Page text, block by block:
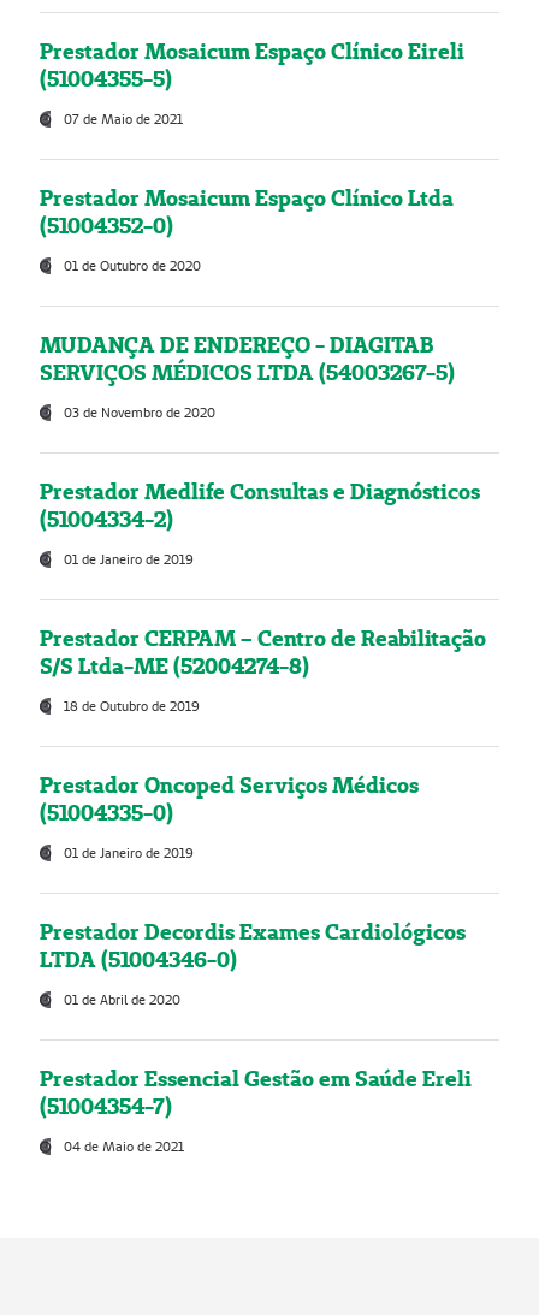
Prestador Mosaicum Espaço Clínico Eireli
(51004355-5)
07 de Maio de 2021
Prestador Mosaicum Espaço Clínico Ltda
(51004352-0)
01 de Outubro de 2020
MUDANÇA DE ENDEREÇO - DIAGITAB
SERVIÇOS MÉDICOS LTDA (54003267-5)
03 de Novembro de 2020
Prestador Medlife Consultas e Diagnósticos
(51004334-2)
01 de Janeiro de 2019
Prestador CERPAM – Centro de Reabilitação
S/S Ltda-ME (52004274-8)
18 de Outubro de 2019
Prestador Oncoped Serviços Médicos
(51004335-0)
01 de Janeiro de 2019
Prestador Decordis Exames Cardiológicos
LTDA (51004346-0)
01 de Abril de 2020
Prestador Essencial Gestão em Saúde Ereli
(51004354-7)
04 de Maio de 2021